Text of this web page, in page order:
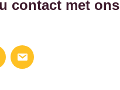
contact met ons